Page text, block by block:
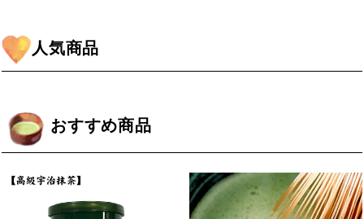
人気商品
おすすめ商品